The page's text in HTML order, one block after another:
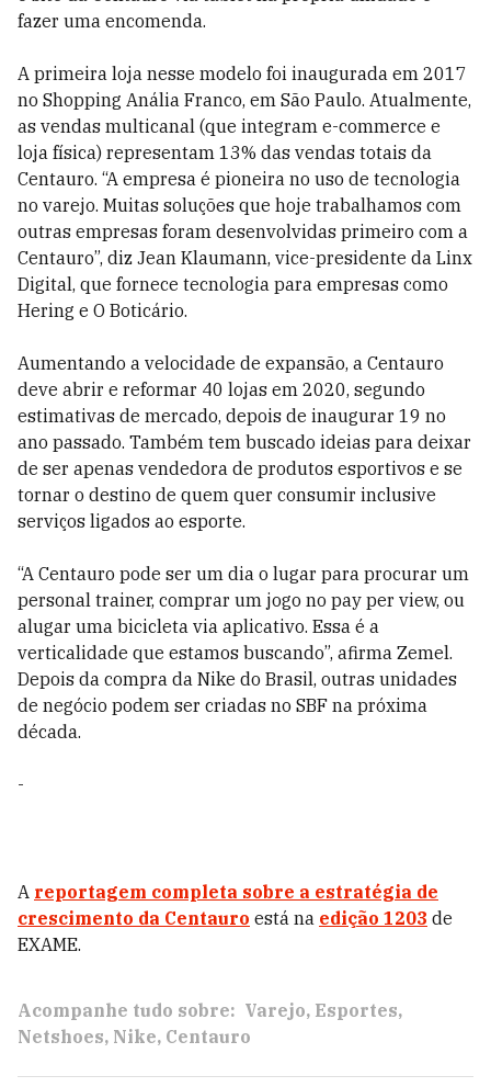
fazer uma encomenda.
A primeira loja nesse modelo foi inaugurada em 2017
no Shopping Anália Franco, em São Paulo. Atualmente,
as vendas multicanal (que integram e-commerce e
loja física) representam 13% das vendas totais da
Centauro. “A empresa é pioneira no uso de tecnologia
no varejo. Muitas soluções que hoje trabalhamos com
outras empresas foram desenvolvidas primeiro com a
Centauro”, diz Jean Klaumann, vice-presidente da Linx
Digital, que fornece tecnologia para empresas como
Hering e O Boticário.
Aumentando a velocidade de expansão, a Centauro
deve abrir e reformar 40 lojas em 2020, segundo
estimativas de mercado, depois de inaugurar 19 no
ano passado. Também tem buscado ideias para deixar
de ser apenas vendedora de produtos esportivos e se
tornar o destino de quem quer consumir inclusive
serviços ligados ao esporte.
“A Centauro pode ser um dia o lugar para procurar um
personal trainer, comprar um jogo no pay per view, ou
alugar uma bicicleta via aplicativo. Essa é a
verticalidade que estamos buscando”, afirma Zemel.
Depois da compra da Nike do Brasil, outras unidades
de negócio podem ser criadas no SBF na próxima
década.
-
A reportagem completa sobre a estratégia de
crescimento da Centauro está na edição 1203 de
EXAME.
Acompanhe tudo sobre: Varejo Esportes
Netshoes Nike Centauro